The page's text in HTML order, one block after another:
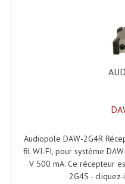
Angles
Angles
Angles
Cercle
Audiopole DAW-2G4R
fil WI-FI, pour système
V 500 mA. Ce récepteur
2G4S -